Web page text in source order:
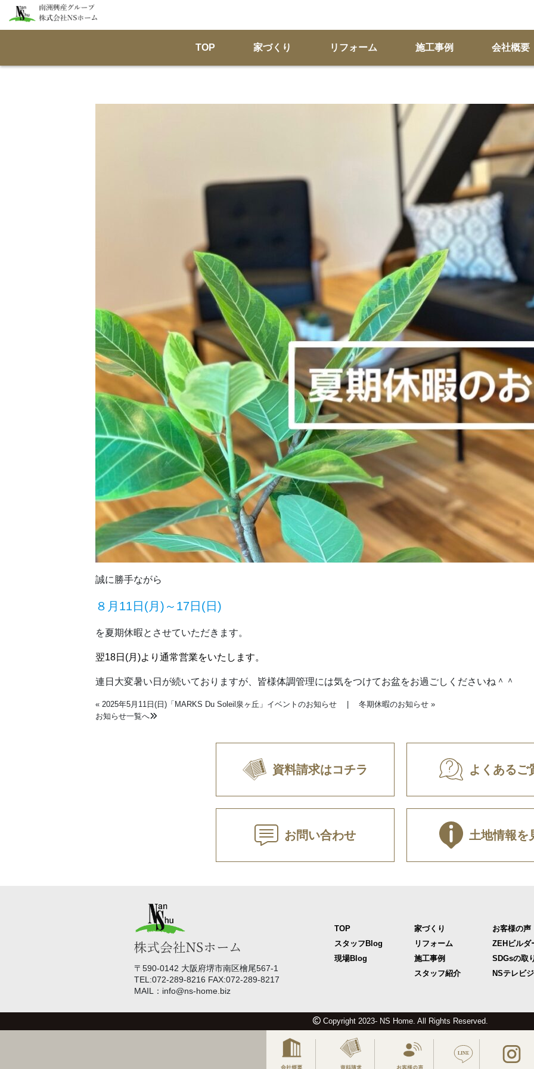
TOP 家づくり リフォーム 施工事例 会社概要
誠に勝手ながら
８月11日(月)～17日(日)
を夏期休暇とさせていただきます。
翌18日(月)より通常営業をいたします。
連日大変暑い日が続いておりますが、皆様体調管理には気をつけてお盆をお過ごしくださいね＾＾
« 2025年5月11日(日)「MARKS Du Soleil泉ヶ丘」イベントのお知らせ 冬期休暇のお知らせ »
お知らせ一覧へ
資料請求はコチラ よくあるご
お問い合わせ 土地情報を
〒590-0142 大阪府堺市南区檜尾567-1
TEL:072-289-8216 FAX:072-289-8217
MAIL：info@ns-home.biz
TOP
スタッフBlog
現場Blog
家づくり
リフォーム
施工事例
スタッフ紹介
お客様の声
ZEHビルダ
SDGsの取
NSテレビ
Copyright 2023- NS Home. All Rights Reserved.